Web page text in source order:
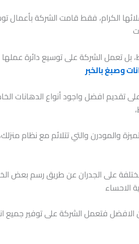
الكرام، فقط قامت الشركة بأعمال
بل تعمل الشركة على توسيع دائرة عملها
وصبغ بالخبر
تقديم افضل واجود أنواع الدهانات
والمودرن والتي تتلائم مع نظام
على الجدران عن طريق رسم بعض
الاحساء
الافضل فتعمل الشركة على توفير جميع